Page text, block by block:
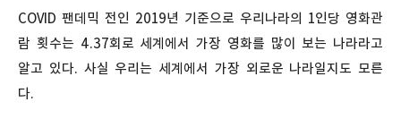
COVID 팬데믹 전인 2019년 기준으로 우리나라의 1인당 영화관
람 횟수는 4.37회로 세계에서 가장 영화를 많이 보는 나라라고
알고 있다. 사실 우리는 세계에서 가장 외로운 나라일지도 모른
다.